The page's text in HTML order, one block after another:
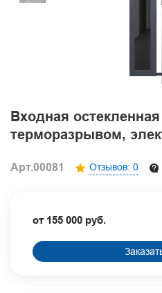
Входная
терморазрывом,
плитами МДФ RAL +
Арт.00081 Отзывов: 0
от 155 000 руб.